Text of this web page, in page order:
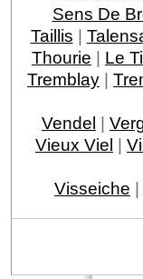
Sens De
Taillis |
Thourie | Le
Tremblay |
Vendel |
Vieux Viel |
Visseiche |